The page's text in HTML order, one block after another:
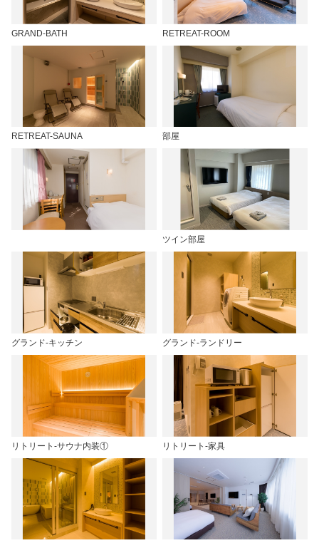
GRAND-BATH RETREAT-ROOM
RETREAT-SAUNA 部屋
ツイン部屋
グランド-キッチン グランド-ランドリー
リトリート-サウナ内装① リトリート-家具